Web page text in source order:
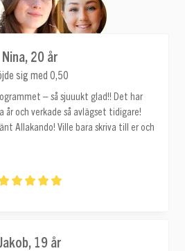
Nina, 20 år
sig med 0,50
– så sjuuukt glad!! Det har
år och verkade så avlägset tidigare!
Allakando! Ville bara skriva till er och
19 år